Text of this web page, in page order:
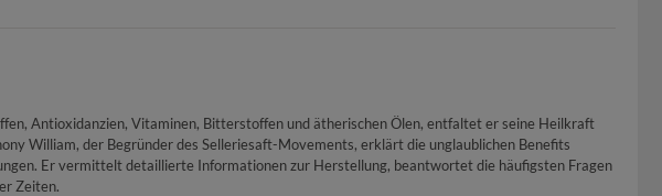
Antioxidanzien, Vitaminen, Bitterstoffen und ätherischen Ölen, entfaltet er seine Heilkraft
William, der Begründer des Selleriesaft-Movements, erklärt die unglaublichen Benefits
Er vermittelt detaillierte Informationen zur Herstellung, beantwortet die häufigsten Fragen
Zeiten.